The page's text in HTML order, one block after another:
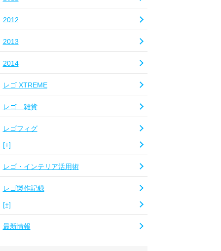
2012
2013
2014
レゴ XTREME
レゴ 雑貨
レゴフィグ
[+]
レゴ・インテリア活用術
レゴ製作記録
[+]
最新情報